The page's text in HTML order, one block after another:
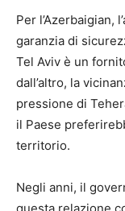
Per l’Azerbaigian,
garanzia di
Tel Aviv è un
dall’altro, la
pressione di
il Paese
territorio.
Negli anni, il